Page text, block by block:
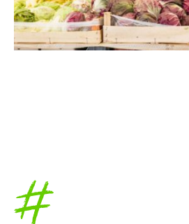
Accueil